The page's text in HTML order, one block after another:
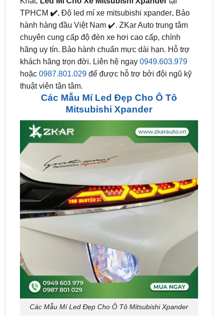
chuyên cung cấp độ đèn xe hơi cao cấp, chính
hãng uy tín. Bảo hành chuẩn mực dài hạn. Hỗ trợ
khách hãng trọn đời. Liên hệ ngay0949.603.979
hoặc 0987.801.029để được hỗ trợ bởi đội ngũ kỹ
thuật viên tận tâm.
Các Mẫu Mí Led Đẹp Cho Ô Tô
Mitsubishi Xpander
Các Mẫu Mí Led Đẹp Cho Ô Tô Mitsubishi Xpander
Bạn có thể dễ dàng bắt gặp Mitsubishi Xpander